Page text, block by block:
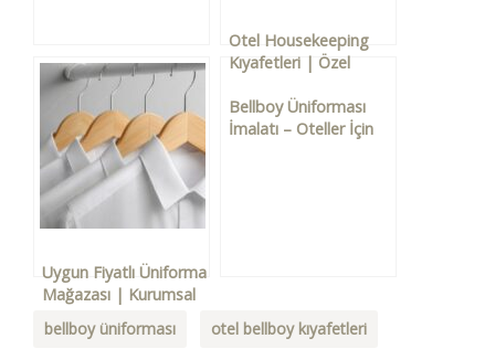
Otel Housekeeping
Kıyafetleri | Özel
Üretim Hizmeti
Uygun Fiyatlı Üniforma
Mağazası | Kurumsal
Kıyafet Çözümleri
Bellboy Üniforması
İmalatı – Oteller İçin
bellboy üniforması otel bellboy kıyafetleri